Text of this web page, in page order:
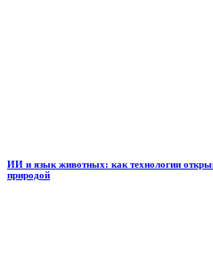
ИИ и язык животных: как технологии
природой